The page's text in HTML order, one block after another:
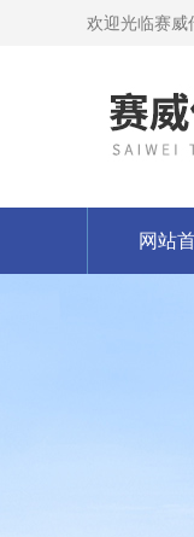
欢迎光临赛威
网站